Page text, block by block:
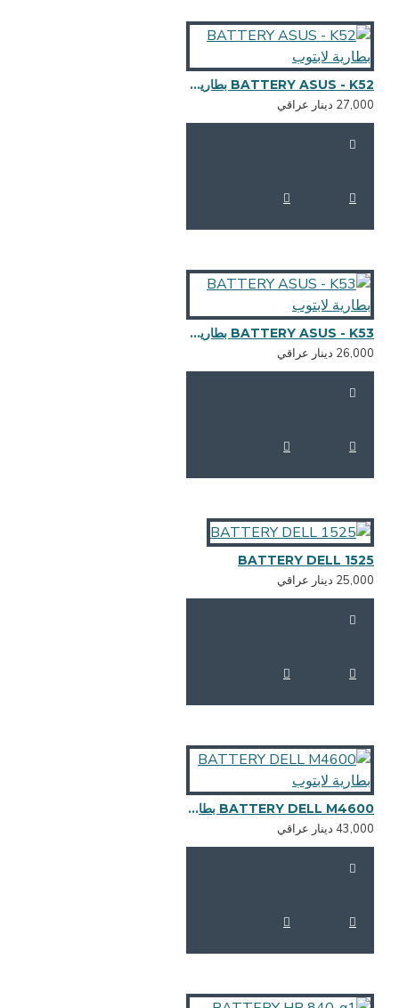
BATTERY ASUS - K52 بطارية لابتوب
دينار عراقي
BATTERY ASUS - K53 بطارية لابتوب
دينار عراقي
BATTERY DELL
دينار عراقي
BATTERY DELL M4600 بطارية لابتوب
دينار عراقي